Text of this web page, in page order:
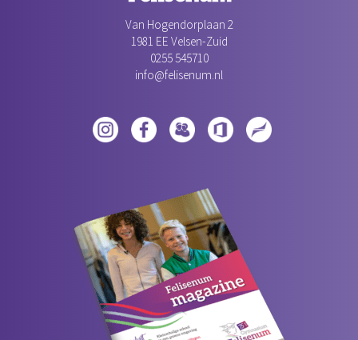
Van Hogendorplaan 2
1981 EE Velsen-Zuid‎
0255 545710
info@felisenum.nl